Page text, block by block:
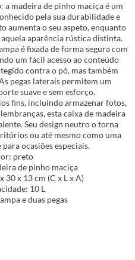
a madeira de pinho maciça é um
pela sua durabilidade e
aumenta o seu aspeto, enquanto
aparência rústica distinta.
é fixada de forma segura com
um fácil acesso ao conteúdo
contra o pó, mas também
pegas laterais permitem um
suave e sem esforço.
fins, incluindo armazenar fotos,
esta caixa de madeira
Seu design neutro o torna
ou até mesmo como uma
ocasiões especiais.
preto
de pinho maciça
30 x 13 cm (C x L x A)
10 L
e duas pegas